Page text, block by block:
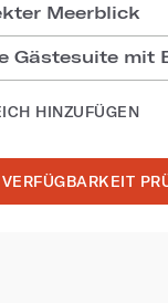
Meerblick
Gästesuite mit
HINZUFÜGEN
VERFÜGBARKEIT